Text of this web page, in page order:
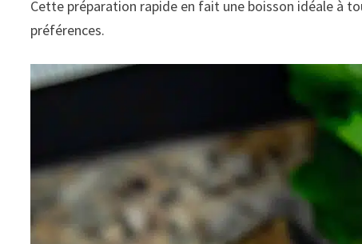
Cette préparation rapide en fait une boisson idéale à
préférences.